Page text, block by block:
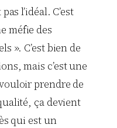
l’idéal. C’est
méfie des
». C’est bien de
mais c’est une
prendre de
ça devient
qui est un